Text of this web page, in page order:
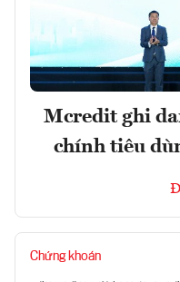
Mcredit ghi
chính tiêu
Chứng khoán